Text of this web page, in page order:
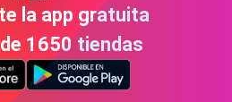
la app gratuita
1650 tiendas